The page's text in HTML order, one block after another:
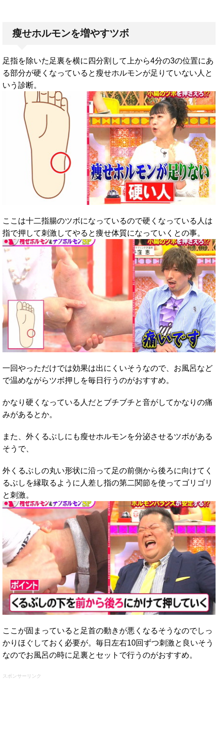
瘦せホルモンを増やすツボ
足指を除いた足裏を横に四分割して上から4分の3の位置にあ
る部分が硬くなっていると瘦せホルモンが足りていない人と
いう診断。
ここは十二指腸のツボになっているので硬くなっている人は
指で押して刺激してやると痩せ体質になっていくとの事。
一回やっただけでは効果は出にくいそうなので、お風呂など
で温めながらツボ押しを毎日行うのがおすすめ。
かなり硬くなっている人だとブチブチと音がしてかなりの痛
みがあるとか。
また、外くるぶしにも瘦せホルモンを分泌させるツボがある
そうで、
外くるぶしの丸い形状に沿って足の前側から後ろに向けてく
るぶしを縁取るように人差し指の第二関節を使ってゴリゴリ
と刺激。
ここが固まっていると足首の動きが悪くなるそうなのでしっ
かりほぐしておく必要が。毎日左右10回ずつ刺激と良いそう
なのでお風呂の時に足裏とセットで行うのがおすすめ。
スポンサーリンク